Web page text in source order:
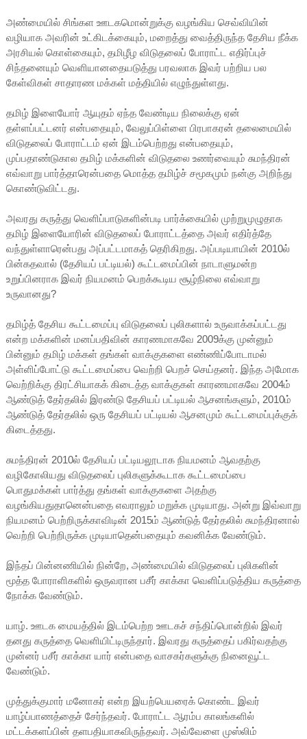
அண்மையில் சிங்கள ஊடகமொன்றுக்கு வழங்கிய செவ்வியின்
வழியாக அவரின் உட்கிடக்கையும், மறைத்து வைத்திருந்த தேசிய நீக்க
அரசியல் கொள்கையும், தமிழீழ விடுதலைப் போராட்ட எதிர்ப்புச்
சிந்தனையும் வெளியானதையடுத்து பரவலாக இவர் பற்றிய பல
கேள்விகள் சாதாரண மக்கள் மத்தியில் எழுந்துள்ளது.
தமிழ் இளையோர் ஆயுதம் ஏந்த வேண்டிய நிலைக்கு ஏன்
தள்ளப்பட்டனர் என்பதையும், வேலுப்பிள்ளை பிரபாகரன் தலைமையில்
விடுதலைப் போராட்டம் ஏன் இடம்பெற்றது என்பதையும்,
முப்பதாண்டுகால தமிழ் மக்களின் விடுதலை உணர்வையும் சுமந்திரன்
எவ்வாறு பார்த்தாரென்பதை மொத்த தமிழ்ச் சமூகமும் நன்கு அறிந்து
கொண்டுவிட்டது.
அவரது கருத்து வெளிப்பாடுகளின்படி பார்க்கையில் முற்றுமுழுதாக
தமிழ் இளையோரின் விடுதலைப் போராட்டத்தை அவர் எதிர்த்தே
வந்துள்ளாரென்பது அப்பட்டமாகத் தெரிகிறது. அப்படியாயின் 2010ல்
பின்கதவால் (தேசியப் பட்டியல்) கூட்டமைப்பின் நாடாளுமன்ற
உறுப்பினராக இவர் நியமனம் பெறக்கூடிய சூழ்நிலை எவ்வாறு
உருவானது?
தமிழ்த் தேசிய கூட்டமைப்பு விடுதலைப் புலிகளால் உருவாக்கப்பட்டது
என்ற மக்களின் மனப்பதிவின் காரணமாகவே 2009க்கு முன்னும்
பின்னும் தமிழ் மக்கள் தங்கள் வாக்குகளை எண்ணிப்போடாமல்
அள்ளிப்போட்டு கூட்டமைப்பை வெற்றி பெறச் செய்தனர். இந்த அமோக
வெற்றிக்கு திரட்சியாகக் கிடைத்த வாக்குகள் காரணமாகவே 2004ம்
ஆண்டுத் தேர்தலில் இரண்டு தேசியப் பட்டியல் ஆசனங்களும், 2010ம்
ஆண்டுத் தேர்தலில் ஒரு தேசியப் பட்டியல் ஆசனமும் கூட்டமைப்புக்குக்
கிடைத்தது.
சுமந்திரன் 2010ல் தேசியப் பட்டியலூடாக நியமனம் ஆவதற்கு
வழிகோலியது விடுதலைப் புலிகளுக்கூடாக கூட்டமைப்பை
பொதுமக்கள் பார்த்து தங்கள் வாக்குகளை அதற்கு
வழங்கியதுதானென்பதை எவராலும் மறுக்க முடியாது. அன்று இவ்வாறு
நியமனம் பெற்றிருக்காவிடின் 2015ம் ஆண்டுத் தேர்தலில் சுமந்திரனால்
வெற்றி பெற்றிருக்க முடியாதென்பதையும் கவனிக்க வேண்டும்.
இந்தப் பின்னணியில் நின்றே, அண்மையில் விடுதலைப் புலிகளின்
மூத்த போராளிகளில் ஒருவரான பசீர் காக்கா வெளிப்படுத்திய கருத்தை
நோக்க வேண்டும்.
யாழ். ஊடக மையத்தில் இடம்பெற்ற ஊடகச் சந்திப்பொன்றில் இவர்
தனது கருத்தை வெளியிட்டிருந்தார். இவரது கருத்தைப் பகிர்வதற்கு
முன்னர் பசீர் காக்கா யார் என்பதை வாசகர்களுக்கு நினைவூட்ட
வேண்டும்.
முத்துக்குமார் மனோகர் என்ற இயற்பெயரைக் கொண்ட இவர்
யாழ்ப்பாணத்தைச் சேர்ந்தவர். போராட்ட ஆரம்ப காலங்களில்
மட்டக்களப்பின் தளபதியாகவிருந்தவர். அவ்வேளை முஸ்லிம்